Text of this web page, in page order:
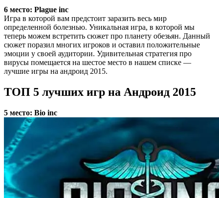
6 место: Plague inc
Игра в которой вам предстоит заразить весь мир
определенной болезнью. Уникальная игра, в которой мы
теперь можем встретить сюжет про планету обезьян. Данный
сюжет поразил многих игроков и оставил положительные
эмоции у своей аудитории. Удивительная стратегия про
вирусы помещается на шестое место в нашем списке —
лучшие игры на андроид 2015.
ТОП 5 лучших игр на Андроид 2015
5 место: Bio inc